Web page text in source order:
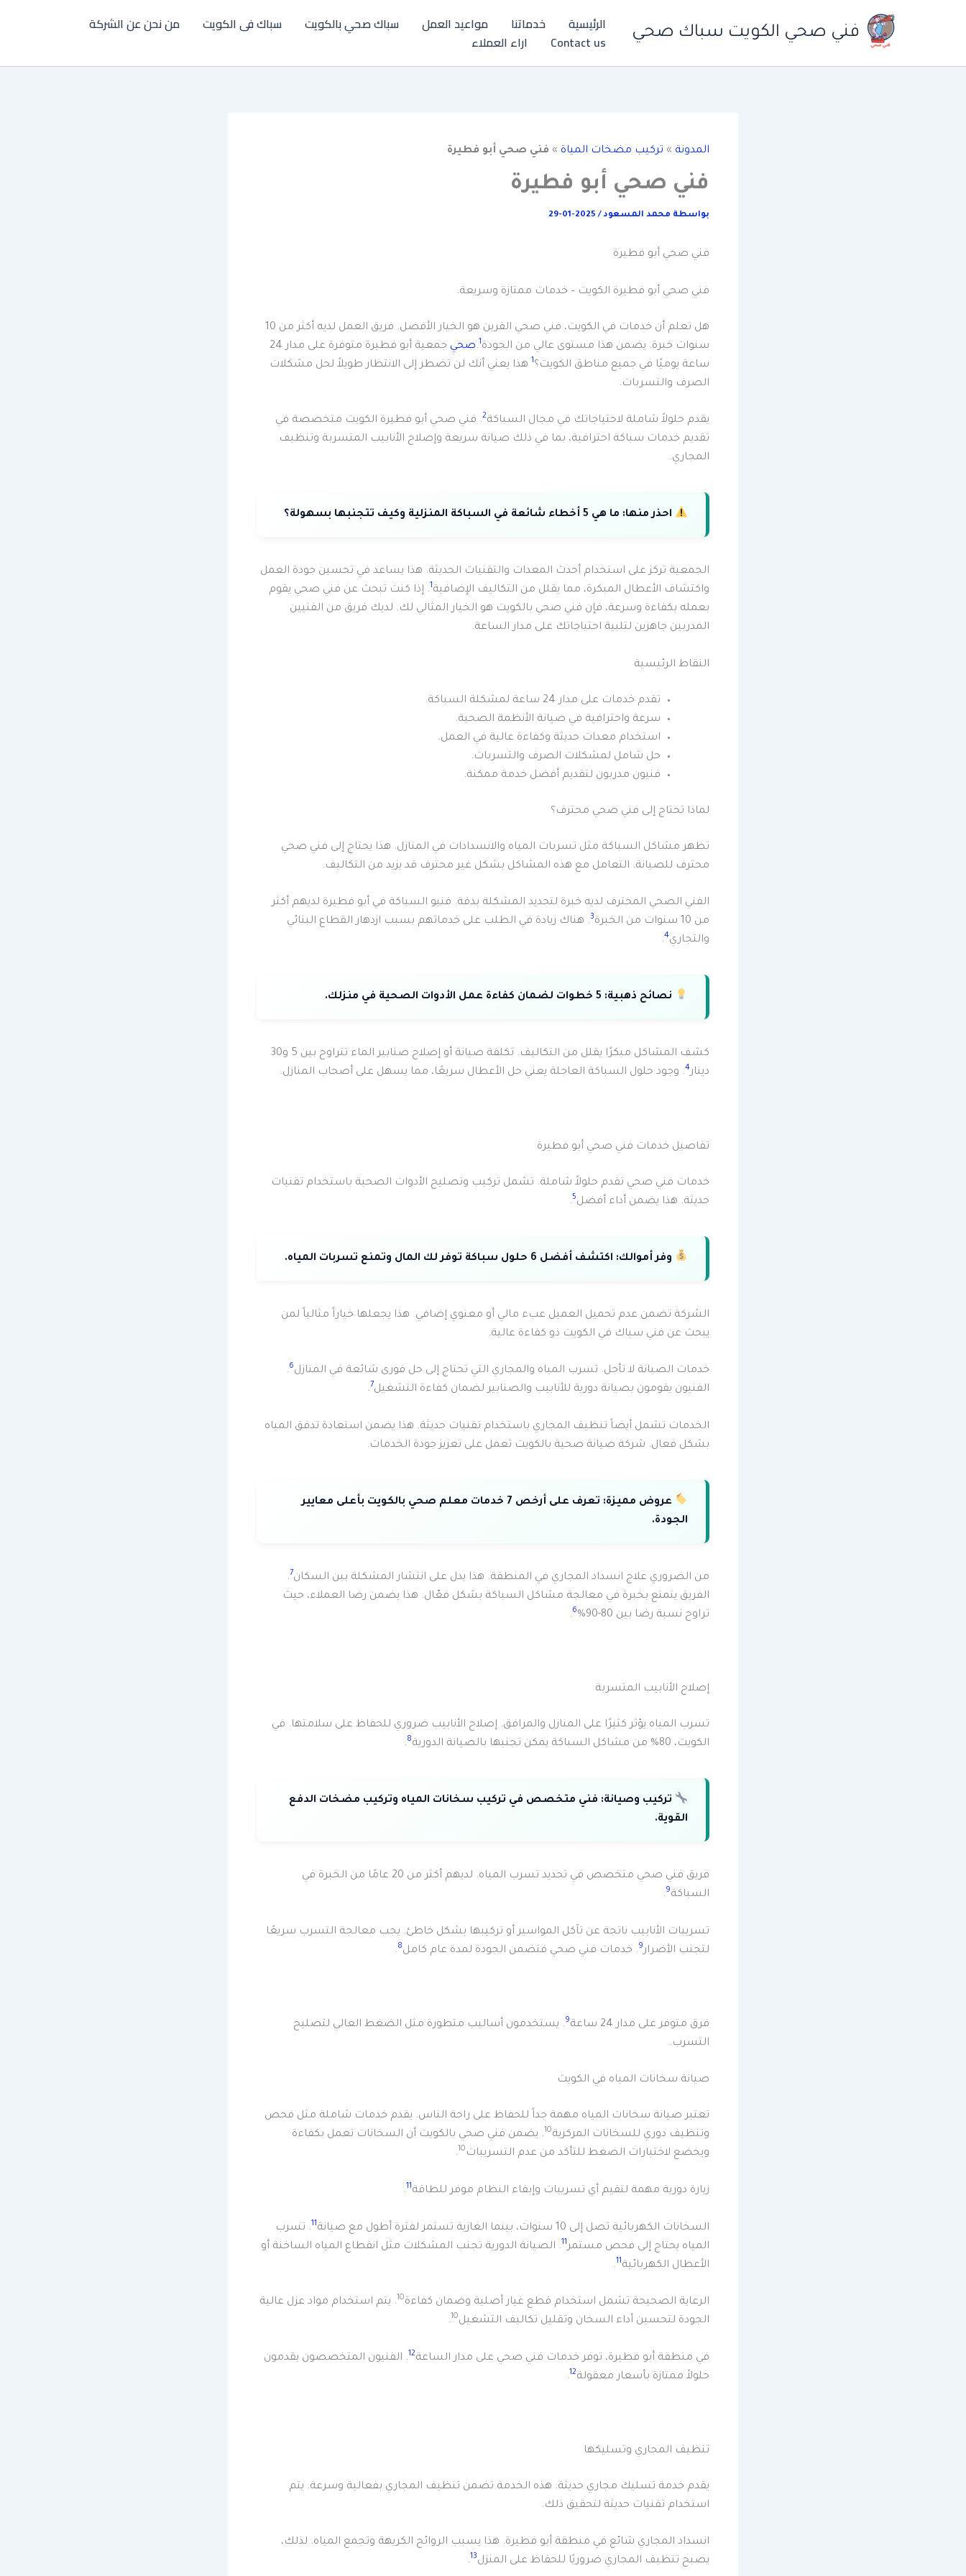
فني صحي الكويت سباك صحي الرئيسية خدماتنا مواعيد العمل سباك صحي بالكويت سباك فى الكويت
من نحن عن الشركة
Contact us
اراء العملاء
المدونة » تركيب مضخات المياة » فني صحي أبو فطيرة
فني صحي أبو فطيرة
بواسطة محمد المسعود/
2025-01-29
فني صحي أبو فطيرة
فني صحي أبو فطيرة الكويت – خدمات ممتازة وسريعة.
هل تعلم أن خدمات في الكويت، فني صحي القرين هو الخيار الأفضل. فريق العمل لديه أكثر من 10
سنوات خبرة. يضمن هذا مستوى عالي من الجودة1
.صحي
جمعية أبو فطيرة متوفرة على مدار 24
ساعة يوميًا في جميع مناطق الكويت؟1 هذا يعني أنك لن تضطر إلى الانتظار طويلاً لحل مشكلات
الصرف والتسربات.
يقدم حلولاً شاملة لاحتياجاتك في مجال السباكة2. فني صحي أبو فطيرة الكويت متخصصة في
تقديم خدمات سباكة احترافية، بما في ذلك صيانة سريعة وإصلاح الأنابيب المتسربة وتنظيف
المجاري.
احذر منها: ما هي 5 أخطاء شائعة في السباكة المنزلية وكيف تتجنبها بسهولة؟
الجمعية تركز على استخدام أحدث المعدات والتقنيات الحديثة. هذا يساعد في تحسين جودة العمل
واكتشاف الأعطال المبكرة، مما يقلل من التكاليف الإضافية1. إذا كنت تبحث عن فني صحي يقوم
بعمله بكفاءة وسرعة، فإن فني صحي بالكويت هو الخيار المثالي لك. لديك فريق من الفنيين
المدربين جاهزين لتلبية احتياجاتك على مدار الساعة.
النقاط الرئيسية
تقدم خدمات على مدار 24 ساعة لمشكلة السباكة.
سرعة واحترافية في صيانة الأنظمة الصحية.
استخدام معدات حديثة وكفاءة عالية في العمل.
حل شامل لمشكلات الصرف والتسربات.
فنيون مدربون لتقديم أفضل خدمة ممكنة.
لماذا تحتاج إلى فني صحي محترف؟
تظهر مشاكل السباكة مثل تسربات المياه والانسدادات في المنازل. هذا يحتاج إلى فني صحي
محترف للصيانة. التعامل مع هذه المشاكل بشكل غير محترف قد يزيد من التكاليف.
الفني الصحي المحترف لديه خبرة لتحديد المشكلة بدقة. فنيو السباكة في أبو فطيرة لديهم أكثر
من 10 سنوات من الخبرة
3. هناك زيادة في الطلب على خدماتهم بسبب ازدهار القطاع البنائي
والتجاري4
.
نصائح ذهبية:
كشف المشاكل مبكرًا يقلل من التكاليف. تكلفة صيانة أو إصلاح صنابير الماء تتراوح بين 5 و30
دينار4. وجود حلول السباكة العاجلة يعني حل الأعطال سريعًا، مما يسهل على أصحاب المنازل.
تفاصيل خدمات فني صحي أبو فطيرة
خدمات فني صحي تقدم حلولاً شاملة. تشمل تركيب وتصليح الأدوات الصحية باستخدام تقنيات
حديثة. هذا يضمن أداء أفضل5
.
وفر أموالك: اكتشف أفضل 6 حلول سباكة توفر لك المال وتمنع تسربات المياه.
الشركة تضمن عدم تحميل العميل عبء مالي أو معنوي إضافي. هذا يجعلها خياراً مثالياً لمن
يبحث عن فني سباك في الكويت ذو كفاءة عالية.
خدمات الصيانة لا تأجل. تسرب المياه والمجاري التي تحتاج إلى حل فورى شائعة في المنازل6
.
الفنيون يقومون بصيانة دورية للأنابيب والصنابير لضمان كفاءة التشغيل7
.
الخدمات تشمل أيضاً تنظيف المجاري باستخدام تقنيات حديثة. هذا يضمن استعادة تدفق المياه
بشكل فعال. شركة صيانة صحية بالكويت تعمل على تعزيز جودة الخدمات.
عروض مميزة:
تعرف على أرخص 7 خدمات معلم صحي بالكويت بأعلى معايير
الجودة.
من الضروري علاج انسداد المجاري في المنطقة. هذا يدل على انتشار المشكلة بين السكان7
.
الفريق يتمتع بخبرة في معالجة مشاكل السباكة بشكل فعّال. هذا يضمن رضا العملاء، حيث
تراوح نسبة رضا بين 80-90%
6
.
إصلاح الأنابيب المتسربة
تسرب المياه يؤثر كثيرًا على المنازل والمرافق. إصلاح الأنابيب ضروري للحفاظ على سلامتها. في
الكويت، 80% من مشاكل السباكة يمكن تجنبها بالصيانة الدورية
8
.
تركيب وصيانة: فني متخصص في تركيب سخانات المياه وتركيب مضخات الدفع
القوية.
فريق فني صحي متخصص في تحديد تسرب المياه. لديهم أكثر من 20 عامًا من الخبرة في
السباكة9
.
تسريبات الأنابيب ناتجة عن تآكل المواسير أو تركيبها بشكل خاطئ. يجب معالجة التسرب سريعًا
لتجنب الأضرار 9. خدمات فني صحي فتضمن الجودة لمدة عام كامل8
.
فرق متوفر على مدار 24 ساعة 9. يستخدمون أساليب متطورة مثل الضغط العالي لتصليح
التسرب.
صيانة سخانات المياه في الكويت
تعتبر صيانة سخانات المياه مهمة جداً للحفاظ على راحة الناس. يقدم خدمات شاملة مثل فحص
وتنظيف دوري للسخانات المركزية10 . يضمن فني صحي بالكويت أن السخانات تعمل بكفاءة
ويخضع لاختبارات الضغط للتأكد من عدم التسريبات 10
.
زيارة دورية مهمة لتقيم أي تسريبات وإبقاء النظام موفر للطاقة11
.
السخانات الكهربائية تصل إلى 10 سنوات، بينما الغازية تستمر لفترة أطول مع صيانة 11. تسرب
المياه يحتاج إلى فحص مستمر11. الصيانة الدورية تجنب المشكلات مثل انقطاع المياه الساخنة أو
الأعطال الكهربائية11
.
الرعاية الصحيحة تشمل استخدام قطع غيار أصلية وضمان كفاءة10. يتم استخدام مواد عزل عالية
الجودة لتحسين أداء السخان وتقليل تكاليف التشغيل10
.
في منطقة أبو فطيرة، توفر خدمات فني صحي على مدار الساعة12. الفنيون المتخصصون يقدمون
حلولاً ممتازة بأسعار معقولة12
.
تنظيف المجاري وتسليكها
يقدم خدمة تسليك مجاري حديثة. هذه الخدمة تضمن تنظيف المجاري بفعالية وسرعة. يتم
استخدام تقنيات حديثة لتحقيق ذلك.
انسداد المجاري شائع في منطقة أبو فطيرة. هذا يسبب الروائح الكريهة وتجمع المياه. لذلك،
يصبح تنظيف المجاري ضروريًا للحفاظ على المنزل13
.